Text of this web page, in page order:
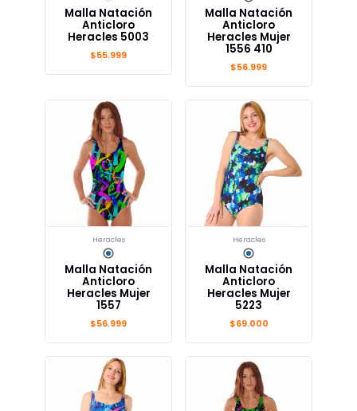
Malla Natación
Anticloro
Heracles 5003
$55.999
Malla Natación
Anticloro
Heracles Mujer
1556 410
$56.999
Heracles
Malla Natación
Anticloro
Heracles Mujer
1557
$56.999
Heracles
Malla Natación
Anticloro
Heracles Mujer
5223
$69.000